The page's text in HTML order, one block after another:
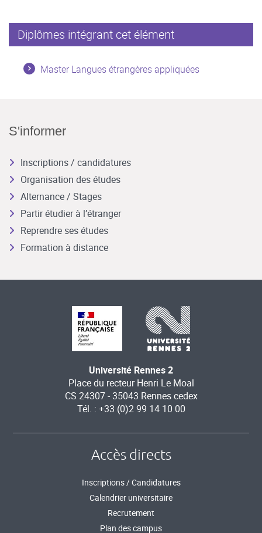
Diplômes intégrant cet élément
Master Langues étrangères appliquées
S'informer
Inscriptions / candidatures
Organisation des études
Alternance / Stages
Partir étudier à l’étranger
Reprendre ses études
Formation à distance
Université Rennes 2
Place du recteur Henri Le Moal
CS 24307 - 35043 Rennes cedex
Tél. : +33 (0)2 99 14 10 00
Accès directs
Inscriptions / Candidatures
Calendrier universitaire
Recrutement
Plan des campus